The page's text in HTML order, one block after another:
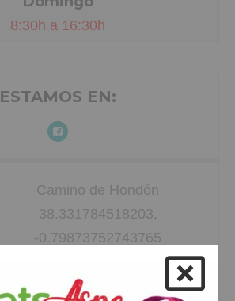
8:30h a 16:30h
ESTAMOS EN:
Camino de Hondón
38.331784518203,
-0.79873752743765